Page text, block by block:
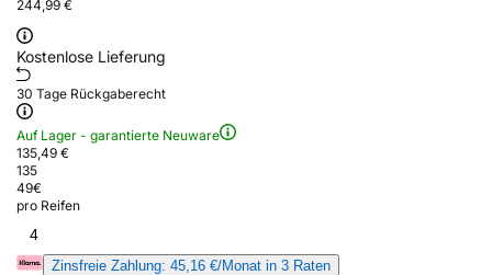
244,99 €
Kostenlose Lieferung
30 Tage Rückgaberecht
Auf Lager - garantierte Neuware
135,49 €
135
49€
pro Reifen
4
Zinsfreie Zahlung: 45,16 €/Monat in 3 Raten